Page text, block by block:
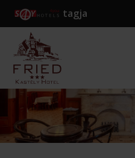
tagja